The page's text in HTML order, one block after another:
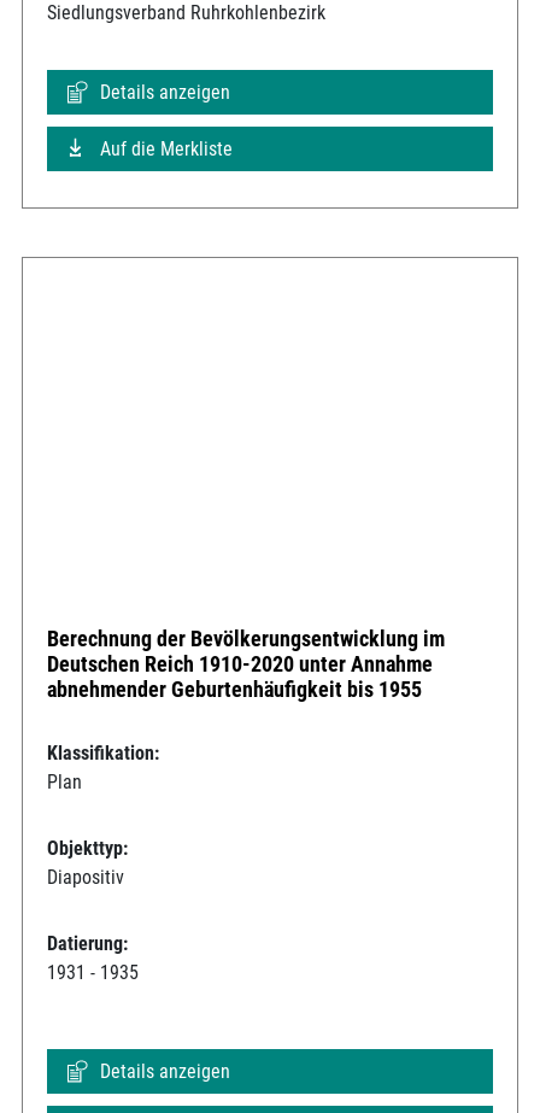
Siedlungsverband Ruhrkohlenbezirk
Details anzeigen
Auf die Merkliste
Berechnung der Bevölkerungsentwicklung im
Deutschen Reich 1910-2020 unter Annahme
abnehmender Geburtenhäufigkeit bis 1955
Klassifikation:
Plan
Objekttyp:
Diapositiv
Datierung:
1931 - 1935
Details anzeigen